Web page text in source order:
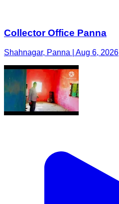
Collector Office Panna
Shahnagar, Panna | Aug 6, 2026